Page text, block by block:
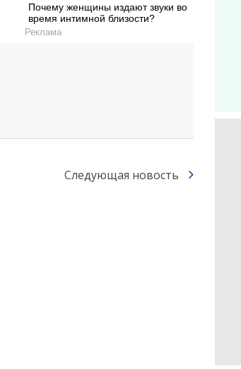
Почему женщины издают звуки во
время интимной близости?
Реклама
Следующая новость